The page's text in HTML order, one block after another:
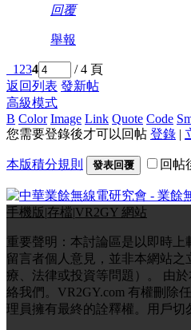
回覆
舉報
1 234
/ 4 頁
返回列表 發新帖
高級模式
B Color Image Link Quote Code
您需要登錄後才可以回帖 登錄 |
本版積分規則 發表回覆 回帖
手機版|存檔|VR2GY 網站
重要聲明：本討論區是以即時
留言者個人意見，並非本網站
療、法律或投資等問題）。 由
絡我們。VR2GY.com 有權刪除
理員擁有最終的詮釋權。用戶切